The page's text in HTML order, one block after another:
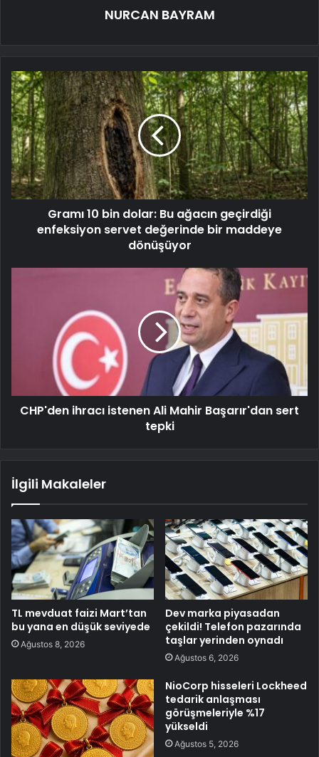
NURCAN BAYRAM
Gramı 10 bin dolar: Bu ağacın geçirdiği
enfeksiyon servet değerinde bir maddeye
dönüşüyor
CHP'den ihracı istenen Ali Mahir Başarır'dan sert
tepki
İlgili Makaleler
TL mevduat faizi Mart’tan
bu yana en düşük seviyede
Ağustos 8, 2026
Dev marka piyasadan
çekildi! Telefon pazarında
taşlar yerinden oynadı
Ağustos 6, 2026
NioCorp hisseleri Lockheed
tedarik anlaşması
görüşmeleriyle %17
yükseldi
Ağustos 5, 2026